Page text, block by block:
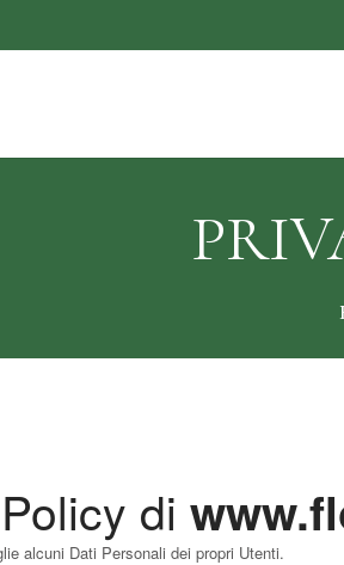
di
alcuni Dati Personali dei propri Utenti.